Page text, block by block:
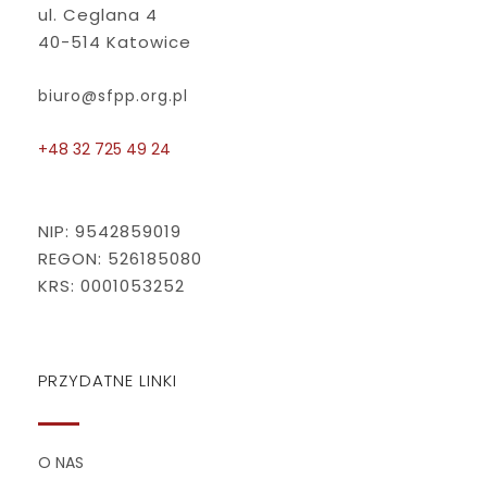
ul. Ceglana 4
40-514 Katowice
biuro@sfpp.org.pl
+48 32 725 49 24
NIP: 9542859019
REGON: 526185080
KRS: 0001053252
PRZYDATNE LINKI
O NAS